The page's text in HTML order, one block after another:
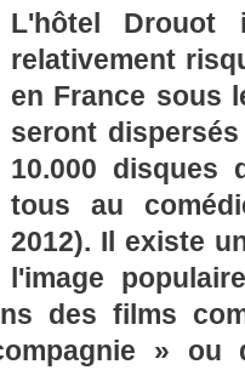
L'hôtel Drouot
relativement
en France sous
seront
10.000 disques
tous au
2012). Il existe
l'image
des films
» ou